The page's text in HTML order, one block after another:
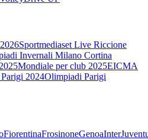
Sportmediaset Live Riccione
Invernali Milano Cortina
Mondiale per club 2025EICMA
2024Olimpiadi Parigi
FiorentinaFrosinoneGenoaInter